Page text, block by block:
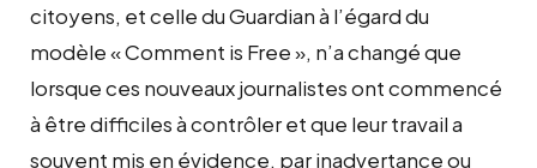
citoyens, et celle du Guardian à l’égard du
modèle « Comment is Free », n’a changé que
lorsque ces nouveaux journalistes ont commencé
à être difficiles à contrôler et que leur travail a
souvent mis en évidence, par inadvertance ou